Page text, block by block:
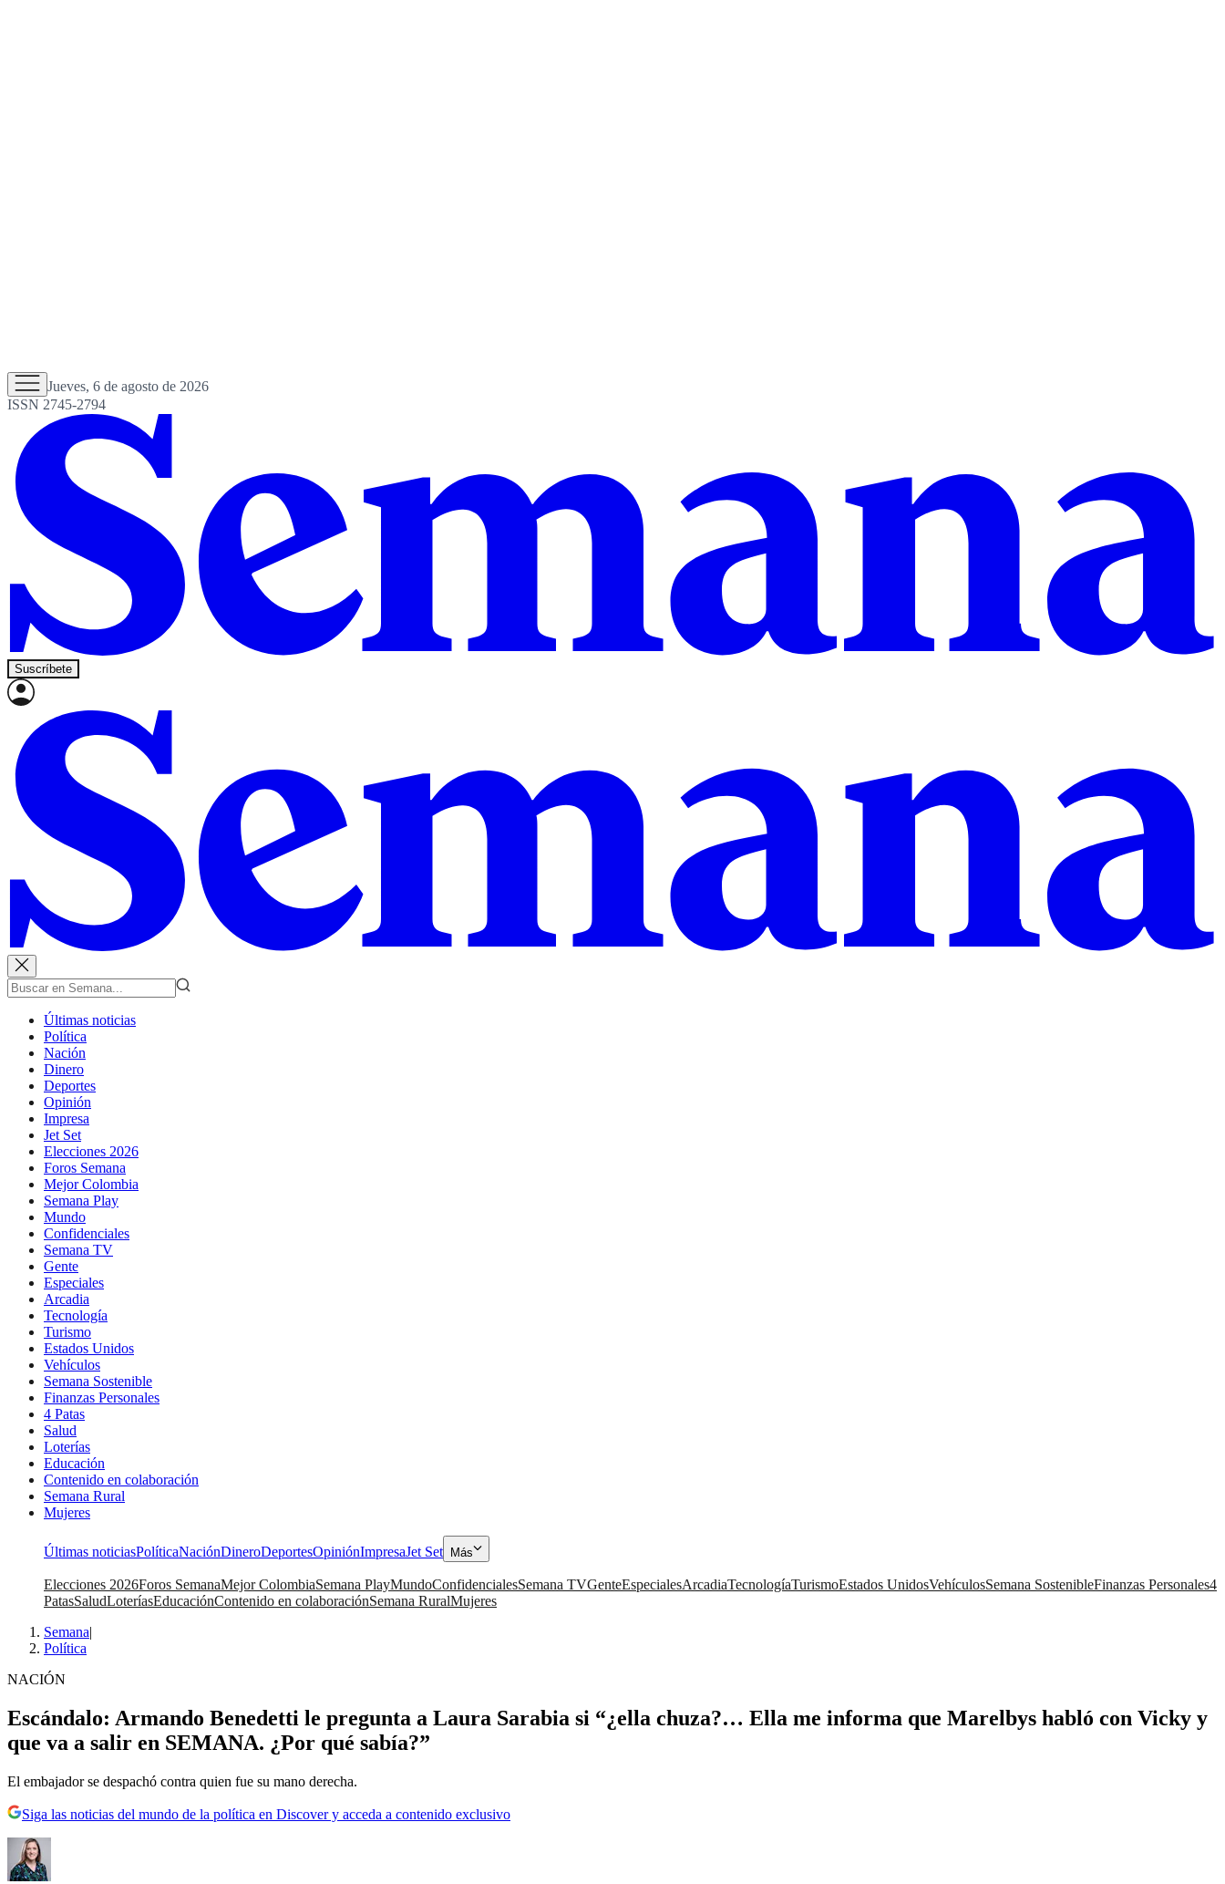
Jueves, 6 de agosto de 2026
ISSN 2745-2794
Suscríbete
Últimas noticias
Política
Nación
Dinero
Deportes
Opinión
Impresa
Jet Set
Elecciones 2026
Foros Semana
Mejor Colombia
Semana Play
Mundo
Confidenciales
Semana TV
Gente
Especiales
Arcadia
Tecnología
Turismo
Estados Unidos
Vehículos
Semana Sostenible
Finanzas Personales
4 Patas
Salud
Loterías
Educación
Contenido en colaboración
Semana Rural
Mujeres
Últimas noticiasPolíticaNaciónDineroDeportesOpiniónImpresaJet Set Más
Elecciones 2026Foros SemanaMejor ColombiaSemana PlayMundoConfidencialesSemana TVGenteEspecialesArcadiaTecnologíaTurismoEstados UnidosVehículosSemana SostenibleFinanzas Personales4
PatasSaludLoteríasEducaciónContenido en colaboraciónSemana RuralMujeres
Semana|
Política
NACIÓN
Escándalo: Armando Benedetti le pregunta a Laura Sarabia si “¿ella chuza?… Ella me informa que Marelbys habló con Vicky y
que va a salir en SEMANA. ¿Por qué sabía?”
El embajador se despachó contra quien fue su mano derecha.
Siga las noticias del mundo de la política en Discover y acceda a contenido exclusivo